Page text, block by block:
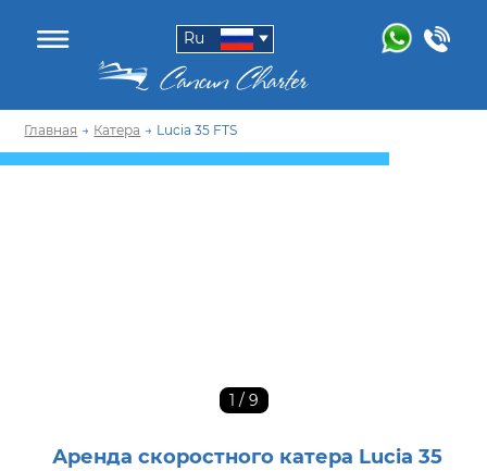
Ru
Главная → Катера → Lucia 35 FTS
1 / 9
Аренда скоростного катера Lucia 35